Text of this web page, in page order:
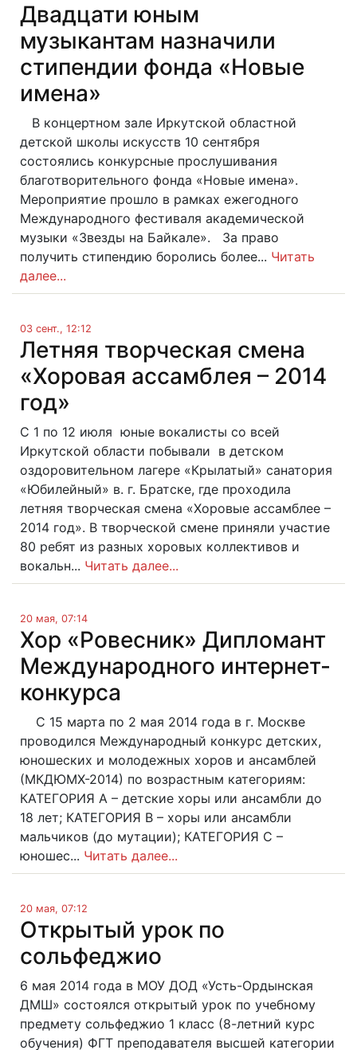
Двадцати юным
музыкантам назначили
стипендии фонда «Новые
имена»
В концертном зале Иркутской областной
детской школы искусств 10 сентября
состоялись конкурсные прослушивания
благотворительного фонда «Новые имена».
Мероприятие прошло в рамках ежегодного
Международного фестиваля академической
музыки «Звезды на Байкале». За право
получить стипендию боролись более... Читать
далее...
03 сент., 12:12
Летняя творческая смена
«Хоровая ассамблея – 2014
год»
С 1 по 12 июля юные вокалисты со всей
Иркутской области побывали в детском
оздоровительном лагере «Крылатый» санатория
«Юбилейный» в. г. Братске, где проходила
летняя творческая смена «Хоровые ассамблее –
2014 год». В творческой смене приняли участие
80 ребят из разных хоровых коллективов и
вокальн... Читать далее...
20 мая, 07:14
Хор «Ровесник» Дипломант
Международного интернет-
конкурса
С 15 марта по 2 мая 2014 года в г. Москве
проводился Международный конкурс детских,
юношеских и молодежных хоров и ансамблей
(МКДЮМХ-2014) по возрастным категориям:
КАТЕГОРИЯ А – детские хоры или ансамбли до
18 лет; КАТЕГОРИЯ В – хоры или ансамбли
мальчиков (до мутации); КАТЕГОРИЯ С –
юношес... Читать далее...
20 мая, 07:12
Открытый урок по
сольфеджио
6 мая 2014 года в МОУ ДОД «Усть-Ордынская
ДМШ» состоялся открытый урок по учебному
предмету сольфеджио 1 класс (8-летний курс
обучения) ФГТ преподавателя высшей категории